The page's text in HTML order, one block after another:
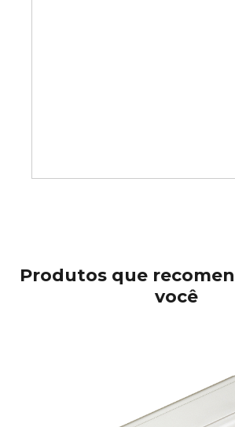
Produtos que
você